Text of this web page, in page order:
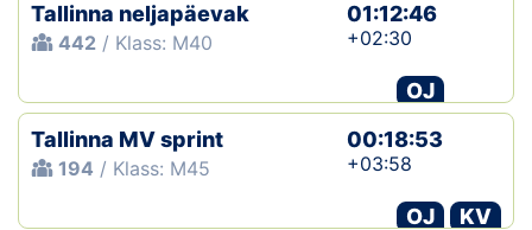
Tallinna neljapäevak
442 / Klass: M40
01:12:46
+02:30
OJ
Tallinna MV sprint
194 / Klass: M45
00:18:53
+03:58
OJ
KV